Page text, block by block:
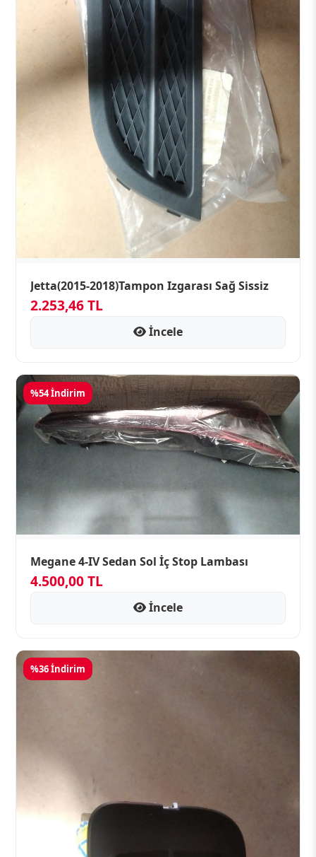
Jetta(2015-2018)Tampon Izgarası Sağ Sissiz
2.253,46 TL
İncele
%54 İndirim
Megane 4-IV Sedan Sol İç Stop Lambası
4.500,00 TL
İncele
%36 İndirim